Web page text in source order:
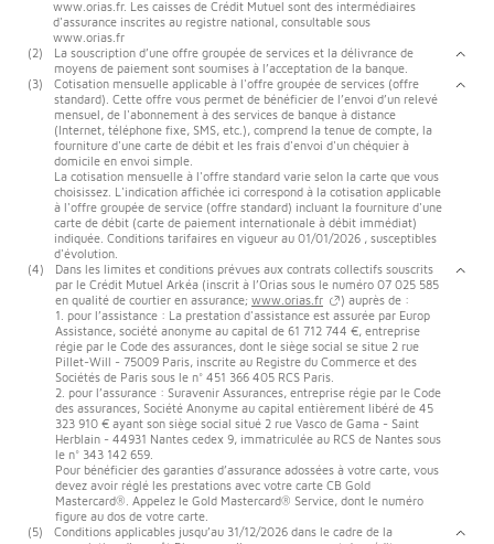
www.orias.fr. Les caisses de Crédit Mutuel sont des intermédiaires
d'assurance inscrites au registre national, consultable sous
www.orias.fr
(2)
La souscription d’une offre groupée de services et la délivrance de
moyens de paiement sont soumises à l’acceptation de la banque.
(3)
Cotisation mensuelle applicable à l'offre groupée de services (offre
standard). Cette offre vous permet de bénéficier de l’envoi d’un relevé
mensuel, de l'abonnement à des services de banque à distance
(Internet, téléphone fixe, SMS, etc.), comprend la tenue de compte, la
fourniture d'une carte de débit et les frais d'envoi d'un chéquier à
domicile en envoi simple.
La cotisation mensuelle à l'offre standard varie selon la carte que vous
choisissez. L'indication affichée ici correspond à la cotisation applicable
à l'offre groupée de service (offre standard) incluant la fourniture d'une
carte de débit (carte de paiement internationale à débit immédiat)
indiquée. Conditions tarifaires en vigueur au 01/01/2026 , susceptibles
d'évolution.
(4)
Dans les limites et conditions prévues aux contrats collectifs souscrits
par le Crédit Mutuel Arkéa (inscrit à l’Orias sous le numéro 07 025 585
en qualité de courtier en assurance; www.orias.fr
) auprès de :
1. pour l’assistance : La prestation d'assistance est assurée par Europ
Assistance, société anonyme au capital de 61 712 744 €, entreprise
régie par le Code des assurances, dont le siège social se situe 2 rue
Pillet-Will - 75009 Paris, inscrite au Registre du Commerce et des
Sociétés de Paris sous le n° 451 366 405 RCS Paris.
2. pour l’assurance : Suravenir Assurances, entreprise régie par le Code
des assurances, Société Anonyme au capital entièrement libéré de 45
323 910 € ayant son siège social situé 2 rue Vasco de Gama - Saint
Herblain - 44931 Nantes cedex 9, immatriculée au RCS de Nantes sous
le n° 343 142 659.
Pour bénéficier des garanties d’assurance adossées à votre carte, vous
devez avoir réglé les prestations avec votre carte CB Gold
Mastercard®. Appelez le Gold Mastercard® Service, dont le numéro
figure au dos de votre carte.
(5)
Conditions applicables jusqu’au 31/12/2026 dans le cadre de la